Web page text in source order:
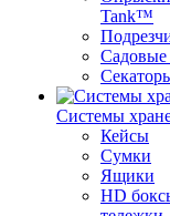
Tank™
Системы
Кейсы
Сумки
Ящики
HD